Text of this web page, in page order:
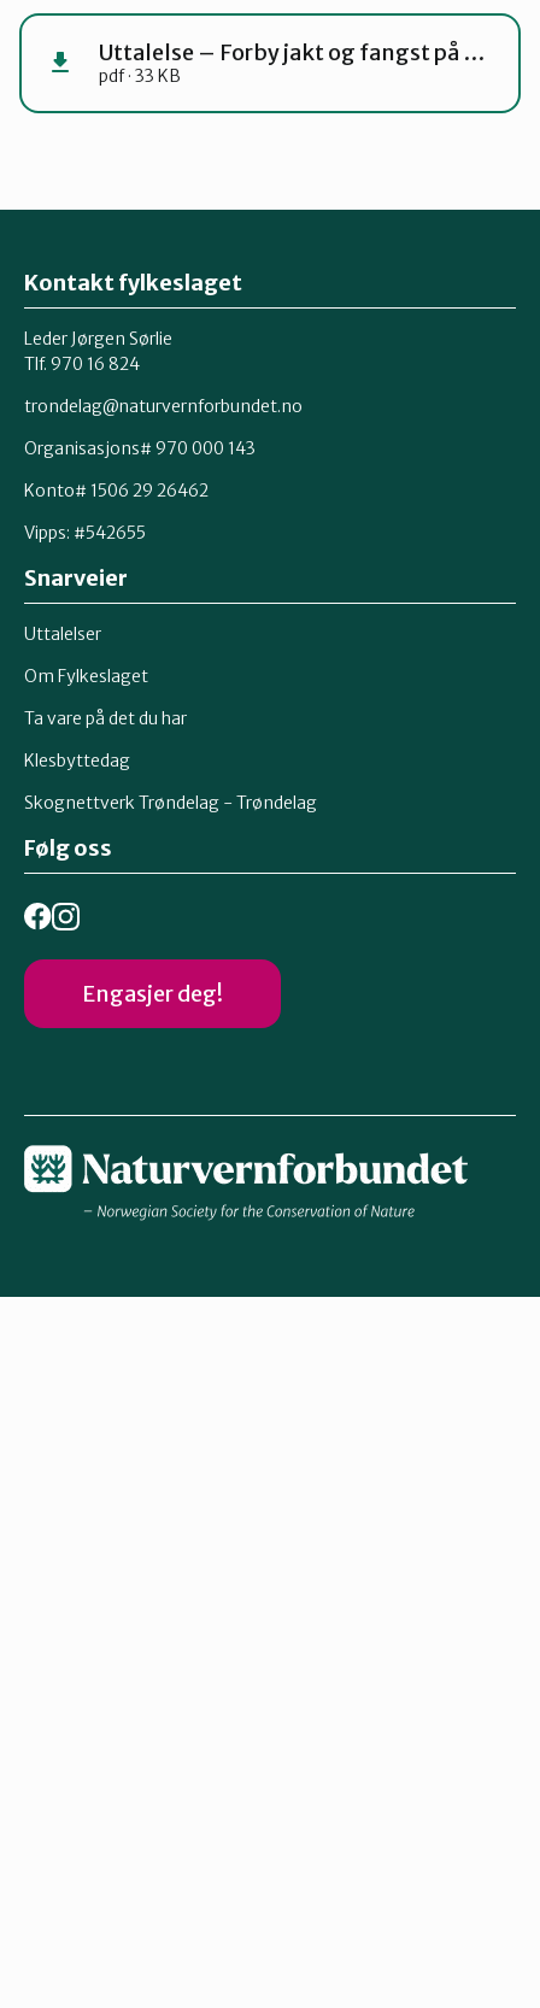
Uttalelse – Forby jakt og fangst på arter med normal maksimalvekt på opptil 500 gram
pdf · 33 KB
Kontakt fylkeslaget
Leder Jørgen Sørlie
Tlf. 970 16 824
trondelag@naturvernforbundet.no
Organisasjons# 970 000 143
Konto# 1506 29 26462
Vipps: #542655
Snarveier
Uttalelser
Om Fylkeslaget
Ta vare på det du har
Klesbyttedag
Skognettverk Trøndelag - Trøndelag
Følg oss
Engasjer deg!